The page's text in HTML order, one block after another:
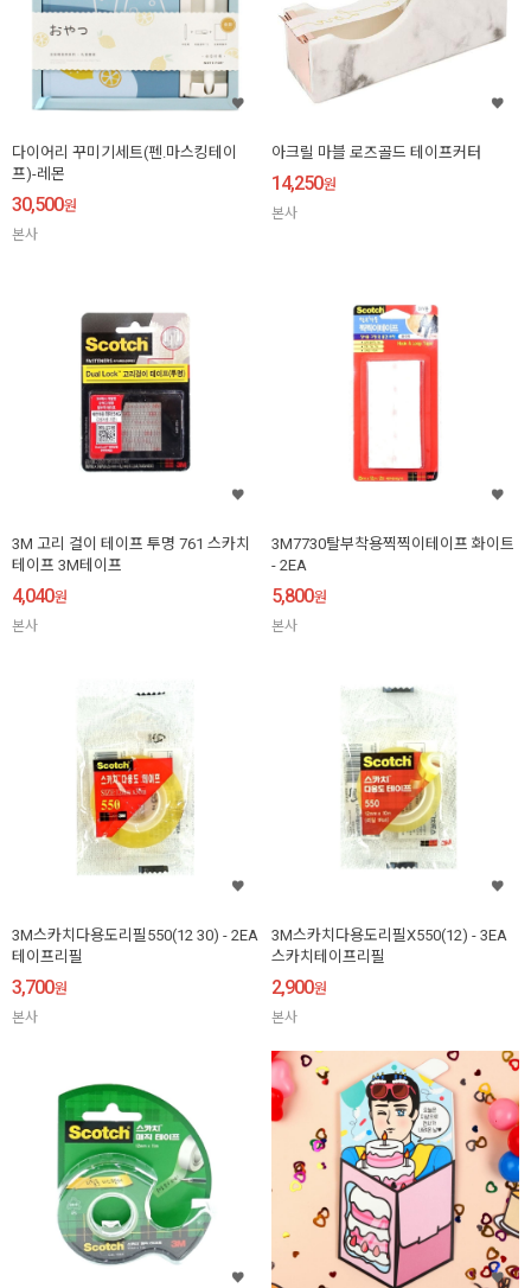
다이어리 꾸미기세트(펜.마스킹테이
프)-레몬
30,500원
본사
아크릴 마블 로즈골드 테이프커터
14,250원
본사
3M 고리 걸이 테이프 투명 761 스카치
테이프 3M테이프
4,040원
본사
3M7730탈부착용찍찍이테이프 화이트
- 2EA
5,800원
본사
3M스카치다용도리필550(12 30) - 2EA
테이프리필
3,700원
본사
3M스카치다용도리필X550(12) - 3EA
스카치테이프리필
2,900원
본사